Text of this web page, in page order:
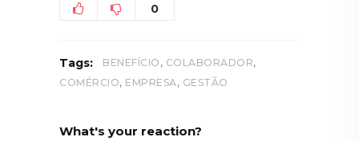
0
Tags: BENEFÍCIO , COLABORADOR,
COMÉRCIO, EMPRESA , GESTÃO
What's your reaction?